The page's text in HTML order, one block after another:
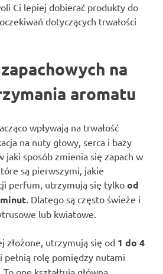
Ci lepiej dobierać produkty do
dotyczących trwałości
na
aromatu
wpływają na trwałość
na nuty głowy, serca i bazy
jaki sposób zmienia się zapach w
są pierwszymi, jakie
perfum, utrzymują się tylko od
. Dlatego są często świeże i
lub kwiatowe.
złożone, utrzymują się od 1 do 4
i pełnią rolę pomiędzy nutami